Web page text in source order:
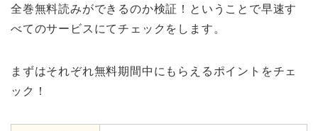
全巻無料読みができるのか検証！ということで早速す
べてのサービスにてチェックをします。
まずはそれぞれ無料期間中にもらえるポイントをチェ
ック！